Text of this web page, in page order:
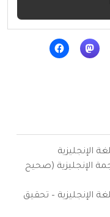
الإنجليزية
الإنجليزية (صحيح
الإنجليزية – تحقيق